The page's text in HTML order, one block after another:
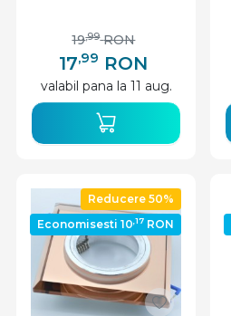
17,99 RON
19,99 RON
valabil pana la 11 aug.
Reducere 50%
Economisesti 10,17 RON